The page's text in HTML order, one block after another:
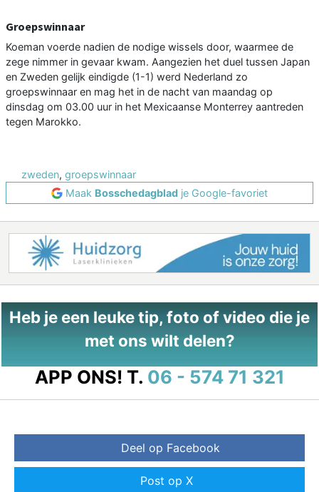
Groepswinnaar
Koeman voerde nadien de nodige wissels door, waarmee de
zege nimmer in gevaar kwam. Aangezien het duel tussen Japan
en Zweden gelijk eindigde (1-1) werd Nederland zo
groepswinnaar en mag het in de nacht van maandag op
dinsdag om 03.00 uur in het Mexicaanse Monterrey aantreden
tegen Marokko.
zweden, groepswinnaar
Maak Bosschedagblad je Google-favoriet
Heb je een leuke tip, foto of video die je
met ons wilt delen?
APP ONS! T. 06 - 574 71 321
Deel op Facebook
Post op X